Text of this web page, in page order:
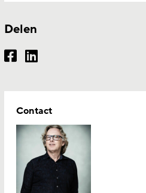
Contact
Delen